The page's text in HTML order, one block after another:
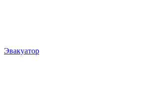
Эвакуатор